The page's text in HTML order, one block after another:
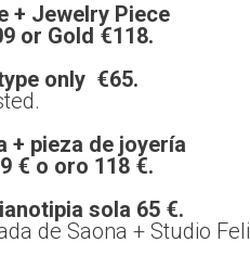
+ Jewelry Piece
or Gold €118.
only
+ pieza de joyería
€ o oro 118 €.
sola 65 €.
limitada